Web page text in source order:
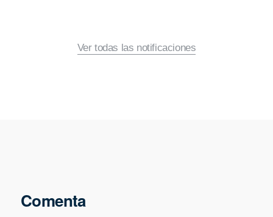
Ver todas las notificaciones
Comenta